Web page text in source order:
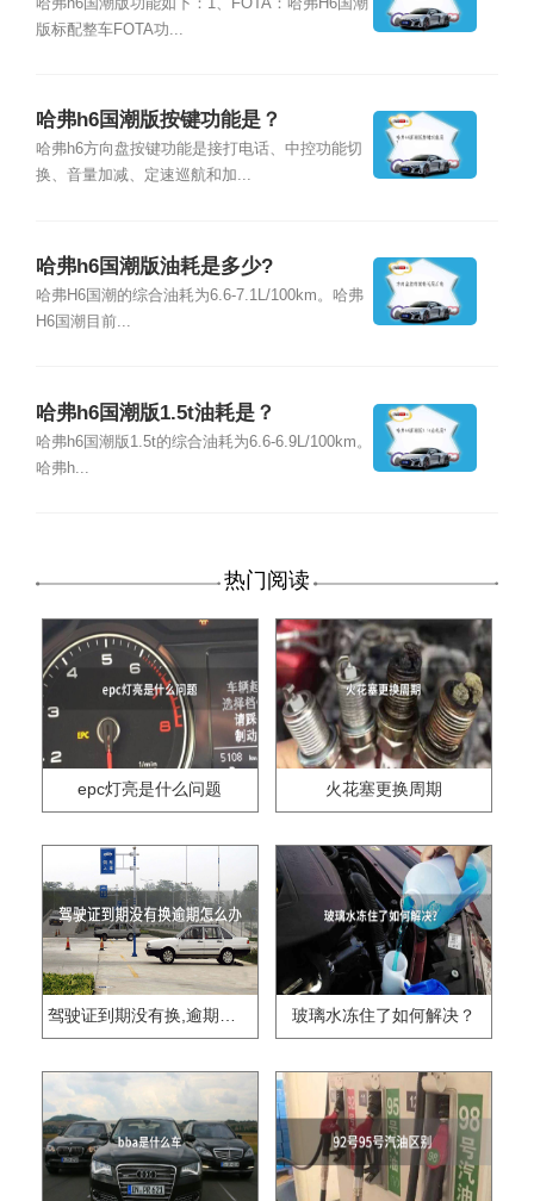
版标配整车FOTA功...
哈弗h6国潮版按键功能是？
哈弗h6方向盘按键功能是接打电话、中控功能切
换、音量加减、定速巡航和加...
哈弗h6国潮版油耗是多少?
哈弗H6国潮的综合油耗为6.6-7.1L/100km。哈弗
H6国潮目前...
哈弗h6国潮版1.5t油耗是？
哈弗h6国潮版1.5t的综合油耗为6.6-6.9L/100km。
哈弗h...
热门阅读
epc灯亮是什么问题 火花塞更换周期
驾驶证到期没有换,逾期怎么办?? 玻璃水冻住了如何解决？